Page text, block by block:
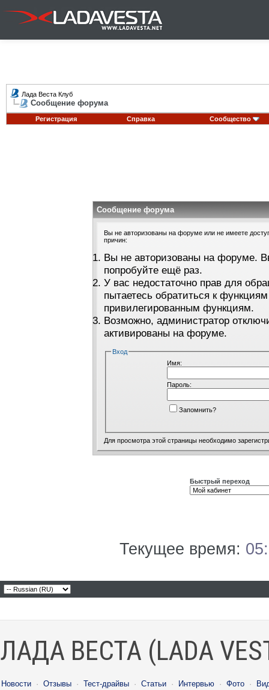
Лада Веста Клуб
Сообщение форума
Регистрация Справка Сообщество
Сообщение форума
Вы не авторизованы на форуме или не имеете
причин:
Вы не авторизованы на форуме.
попробуйте ещё раз.
У вас недостаточно прав для
пытаетесь обратиться к
привилегированным функциям.
Возможно, администратор
активированы на форуме.
Вход
Имя:
Пароль:
Запомнить?
Для просмотра этой страницы необходимо
Быстрый переход
Текущее время:
ЛАДА ВЕСТА (LADA
Новости · Отзывы · Тест-драйвы · Статьи · Интервью · Фото ·